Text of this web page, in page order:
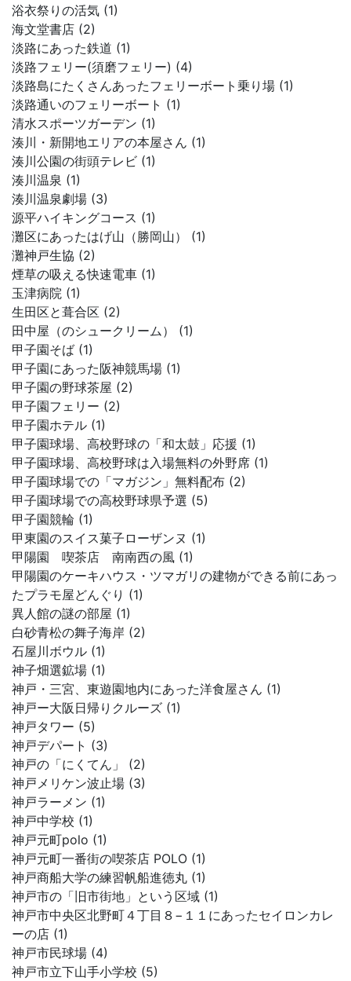
浴衣祭りの活気 (1)
海文堂書店 (2)
淡路にあった鉄道 (1)
淡路フェリー(須磨フェリー) (4)
淡路島にたくさんあったフェリーボート乗り場 (1)
淡路通いのフェリーボート (1)
清水スポーツガーデン (1)
湊川・新開地エリアの本屋さん (1)
湊川公園の街頭テレビ (1)
湊川温泉 (1)
湊川温泉劇場 (3)
源平ハイキングコース (1)
灘区にあったはげ山（勝岡山） (1)
灘神戸生協 (2)
煙草の吸える快速電車 (1)
玉津病院 (1)
生田区と葺合区 (2)
田中屋（のシュークリーム） (1)
甲子園そば (1)
甲子園にあった阪神競馬場 (1)
甲子園の野球茶屋 (2)
甲子園フェリー (2)
甲子園ホテル (1)
甲子園球場、高校野球の「和太鼓」応援 (1)
甲子園球場、高校野球は入場無料の外野席 (1)
甲子園球場での「マガジン」無料配布 (2)
甲子園球場での高校野球県予選 (5)
甲子園競輪 (1)
甲東園のスイス菓子ローザンヌ (1)
甲陽園 喫茶店 南南西の風 (1)
甲陽園のケーキハウス・ツマガリの建物ができる前にあっ
たプラモ屋どんぐり (1)
異人館の謎の部屋 (1)
白砂青松の舞子海岸 (2)
石屋川ボウル (1)
神子畑選鉱場 (1)
神戸・三宮、東遊園地内にあった洋食屋さん (1)
神戸ー大阪日帰りクルーズ (1)
神戸タワー (5)
神戸デパート (3)
神戸の「にくてん」 (2)
神戸メリケン波止場 (3)
神戸ラーメン (1)
神戸中学校 (1)
神戸元町polo (1)
神戸元町一番街の喫茶店 POLO (1)
神戸商船大学の練習帆船進徳丸 (1)
神戸市の「旧市街地」という区域 (1)
神戸市中央区北野町４丁目８−１１にあったセイロンカレ
ーの店 (1)
神戸市民球場 (4)
神戸市立下山手小学校 (5)